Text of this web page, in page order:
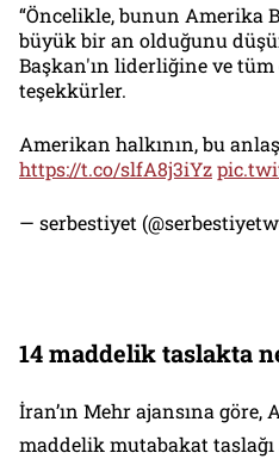
“Öncelikle, bunun Amerika
büyük bir an olduğunu
Başkan'ın liderliğine ve tüm
teşekkürler.
Amerikan halkının, bu
https://t.co/slfA8j3iYz
— serbestiyet
14 maddelik taslakta
İran’ın Mehr ajansına göre,
maddelik mutabakat